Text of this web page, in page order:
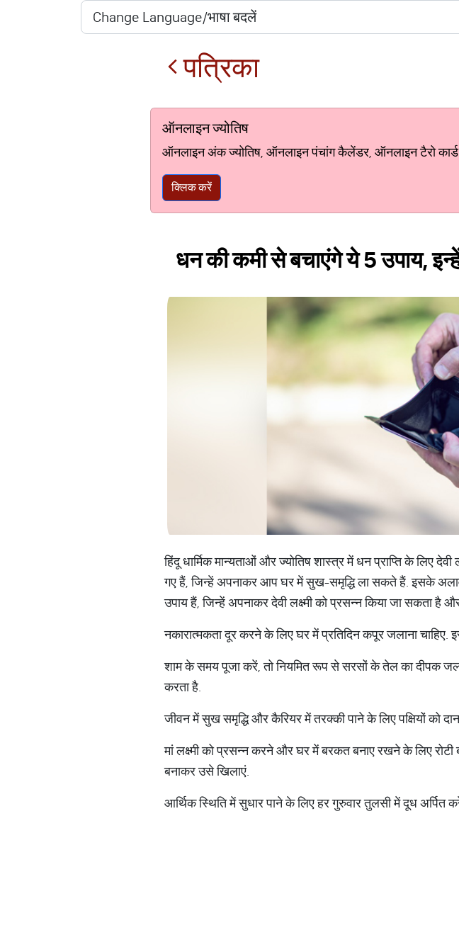
पत्रिका
ऑनलाइन ज्योतिष
ऑनलाइन अंक ज्योतिष, ऑनलाइन पंचांग कैलेंडर, ऑनलाइन टैरो
क्लिक करें
धन की कमी से बचाएंगे ये 5 उपाय,
हिंदू धार्मिक मान्यताओं और ज्योतिष शास्त्र में धन प्राप्ति के लिए
गए हैं, जिन्हें अपनाकर आप घर में सुख-समृद्धि ला सकते हैं. इसके
उपाय हैं, जिन्हें अपनाकर देवी लक्ष्मी को प्रसन्न किया जा सकता
नकारात्मकता दूर करने के लिए घर में प्रतिदिन कपूर जलाना चाहिए.
शाम के समय पूजा करें, तो नियमित रूप से सरसों के तेल का दीपक
करता है.
जीवन में सुख समृद्धि और कैरियर में तरक्की पाने के लिए पक्षियों को
मां लक्ष्मी को प्रसन्न करने और घर में बरकत बनाए रखने के लिए
बनाकर उसे खिलाएं.
आर्थिक स्थिति में सुधार पाने के लिए हर गुरुवार तुलसी में दूध अर्पित